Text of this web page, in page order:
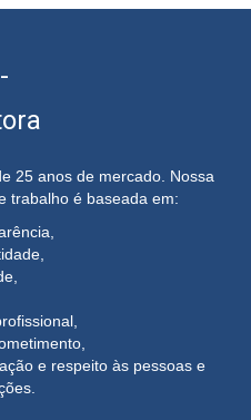
25 anos de mercado. Nossa
trabalho é baseada em:
e respeito às pessoas e